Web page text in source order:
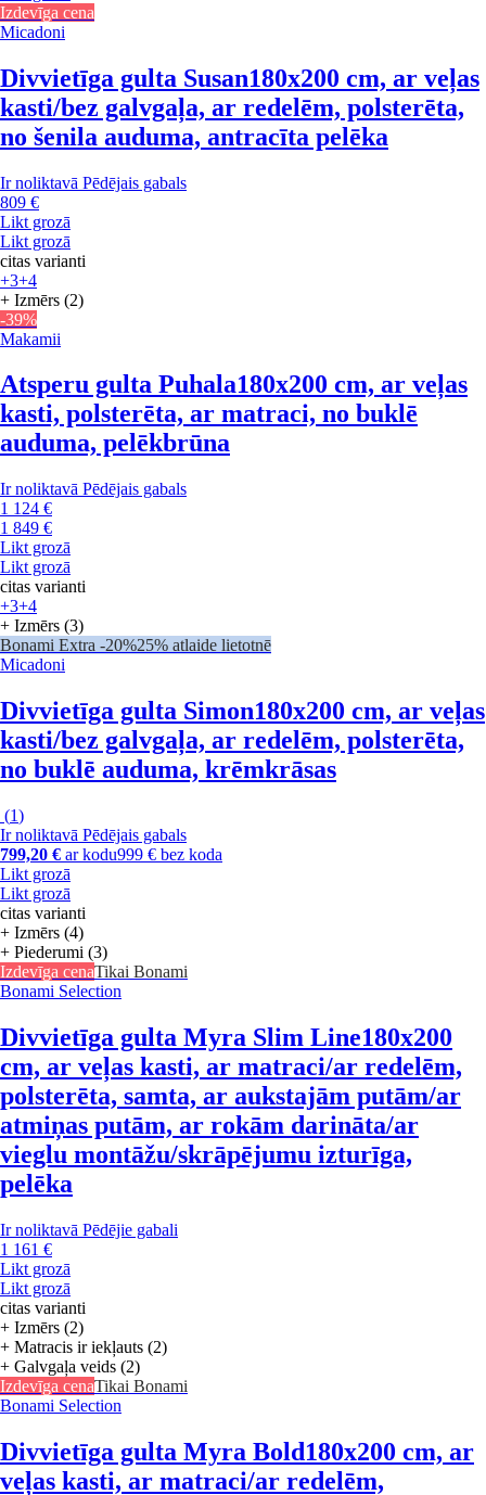
Izdevīga cena
Micadoni
Divvietīga gulta Susan180x200 cm, ar veļas
kasti/bez galvgaļa, ar redelēm, polsterēta,
no šenila auduma, antracīta pelēka
Ir noliktavā Pēdējais gabals
809 €
Likt grozā
Likt grozā
citas varianti
+3+4
+ Izmērs (2)
-39%
Makamii
Atsperu gulta Puhala180x200 cm, ar veļas
kasti, polsterēta, ar matraci, no buklē
auduma, pelēkbrūna
Ir noliktavā Pēdējais gabals
1 124 €
1 849 €
Likt grozā
Likt grozā
citas varianti
+3+4
+ Izmērs (3)
Bonami Extra -20%25% atlaide lietotnē
Micadoni
Divvietīga gulta Simon180x200 cm, ar veļas
kasti/bez galvgaļa, ar redelēm, polsterēta,
no buklē auduma, krēmkrāsas
(1)
Ir noliktavā Pēdējais gabals
799,20 € ar kodu999 € bez koda
Likt grozā
Likt grozā
citas varianti
+ Izmērs (4)
+ Piederumi (3)
Izdevīga cenaTikai Bonami
Bonami Selection
Divvietīga gulta Myra Slim Line180x200
cm, ar veļas kasti, ar matraci/ar redelēm,
polsterēta, samta, ar aukstajām putām/ar
atmiņas putām, ar rokām darināta/ar
vieglu montāžu/skrāpējumu izturīga,
pelēka
Ir noliktavā Pēdējie gabali
1 161 €
Likt grozā
Likt grozā
citas varianti
+ Izmērs (2)
+ Matracis ir iekļauts (2)
+ Galvgaļa veids (2)
Izdevīga cenaTikai Bonami
Bonami Selection
Divvietīga gulta Myra Bold180x200 cm, ar
veļas kasti, ar matraci/ar redelēm,